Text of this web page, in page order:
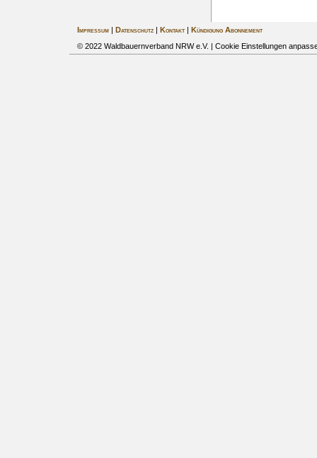
Impressum| Datenschutz| Kontakt|
Kündigung Abonnement
© 2022 Waldbauernverband NRW e.V. | Cookie Einstellungen